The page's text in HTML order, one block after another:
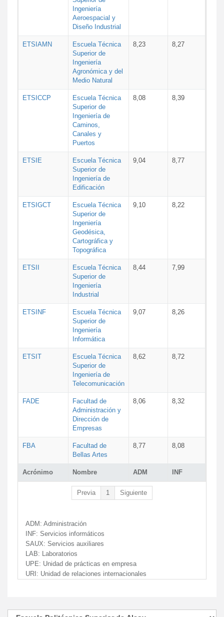
Acrónimo Nombre ADM INF
Ingeniería
Aeroespacial y
Diseño Industrial
ETSIAMN
Escuela Técnica
Superior de
Ingeniería
Agronómica y del
Medio Natural
8,23 8,27
ETSICCP
Escuela Técnica
Superior de
Ingeniería de
Caminos,
Canales y
Puertos
8,08 8,39
ETSIE
Escuela Técnica
Superior de
Ingeniería de
Edificación
9,04 8,77
ETSIGCT
Escuela Técnica
Superior de
Ingeniería
Geodésica,
Cartográfica y
Topográfica
9,10 8,22
ETSII
Escuela Técnica
Superior de
Ingeniería
Industrial
8,44 7,99
ETSINF
Escuela Técnica
Superior de
Ingeniería
Informática
9,07 8,26
ETSIT
Escuela Técnica
Superior de
Ingeniería de
Telecomunicación
8,62 8,72
FADE
Facultad de
Administración y
Dirección de
Empresas
8,06 8,32
FBA
Facultad de
Bellas Artes
8,77 8,08
Previa 1 Siguiente
ADM: Administración
INF: Servicios informáticos
SAUX: Servicios auxiliares
LAB: Laboratorios
UPE: Unidad de prácticas en empresa
URI: Unidad de relaciones internacionales